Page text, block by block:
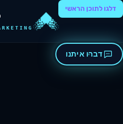
דלגו לתוכן הראשי
דברו איתנו